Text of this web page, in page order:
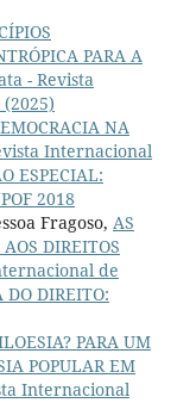
PARA A
- Revista
NA
Internacional
ESPECIAL:
2018
Fragoso, AS
DIREITOS
de
DIREITO:
PARA UM
POPULAR EM
Internacional